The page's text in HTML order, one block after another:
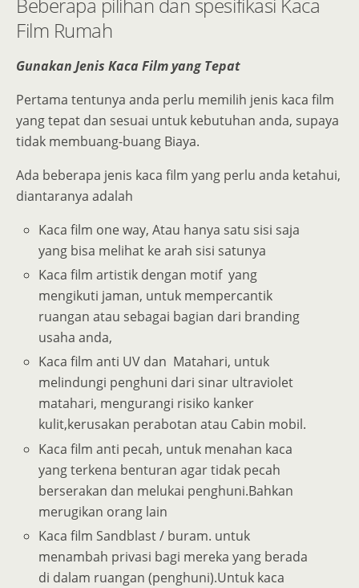
Film Rumah
Gunakan Jenis Kaca Film yang Tepat
Pertama tentunya anda perlu memilih jenis kaca film
yang tepat dan sesuai untuk kebutuhan anda, supaya
tidak membuang-buang Biaya.
Ada beberapa jenis kaca film yang perlu anda ketahui,
diantaranya adalah
Kaca film one way, Atau hanya satu sisi saja
yang bisa melihat ke arah sisi satunya
Kaca film artistik dengan motif yang
mengikuti jaman, untuk mempercantik
ruangan atau sebagai bagian dari branding
usaha anda,
Kaca film anti UV dan Matahari, untuk
melindungi penghuni dari sinar ultraviolet
matahari, mengurangi risiko kanker
kulit,kerusakan perabotan atau Cabin mobil.
Kaca film anti pecah, untuk menahan kaca
yang terkena benturan agar tidak pecah
berserakan dan melukai penghuni.Bahkan
merugikan orang lain
Kaca film Sandblast / buram. untuk
menambah privasi bagi mereka yang berada
di dalam ruangan (penghuni).Untuk kaca